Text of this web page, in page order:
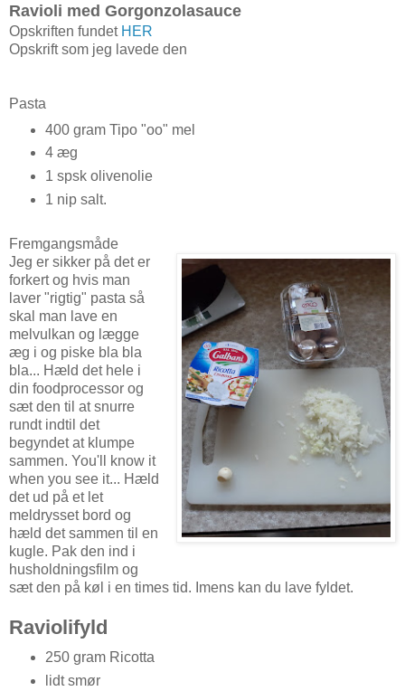
Ravioli med Gorgonzolasauce
Opskriften fundet HER
Opskrift som jeg lavede den
Pasta
400 gram Tipo "oo" mel
4 æg
1 spsk olivenolie
1 nip salt.
Fremgangsmåde
Jeg er sikker på det er
forkert og hvis man
laver "rigtig" pasta så
skal man lave en
melvulkan og lægge
æg i og piske bla bla
bla... Hæld det hele i
din foodprocessor og
sæt den til at snurre
rundt indtil det
begyndet at klumpe
sammen. You'll know it
when you see it... Hæld
det ud på et let
meldrysset bord og
hæld det sammen til en
kugle. Pak den ind i
husholdningsfilm og
sæt den på køl i en times tid. Imens kan du lave fyldet.
Raviolifyld
250 gram Ricotta
lidt smør